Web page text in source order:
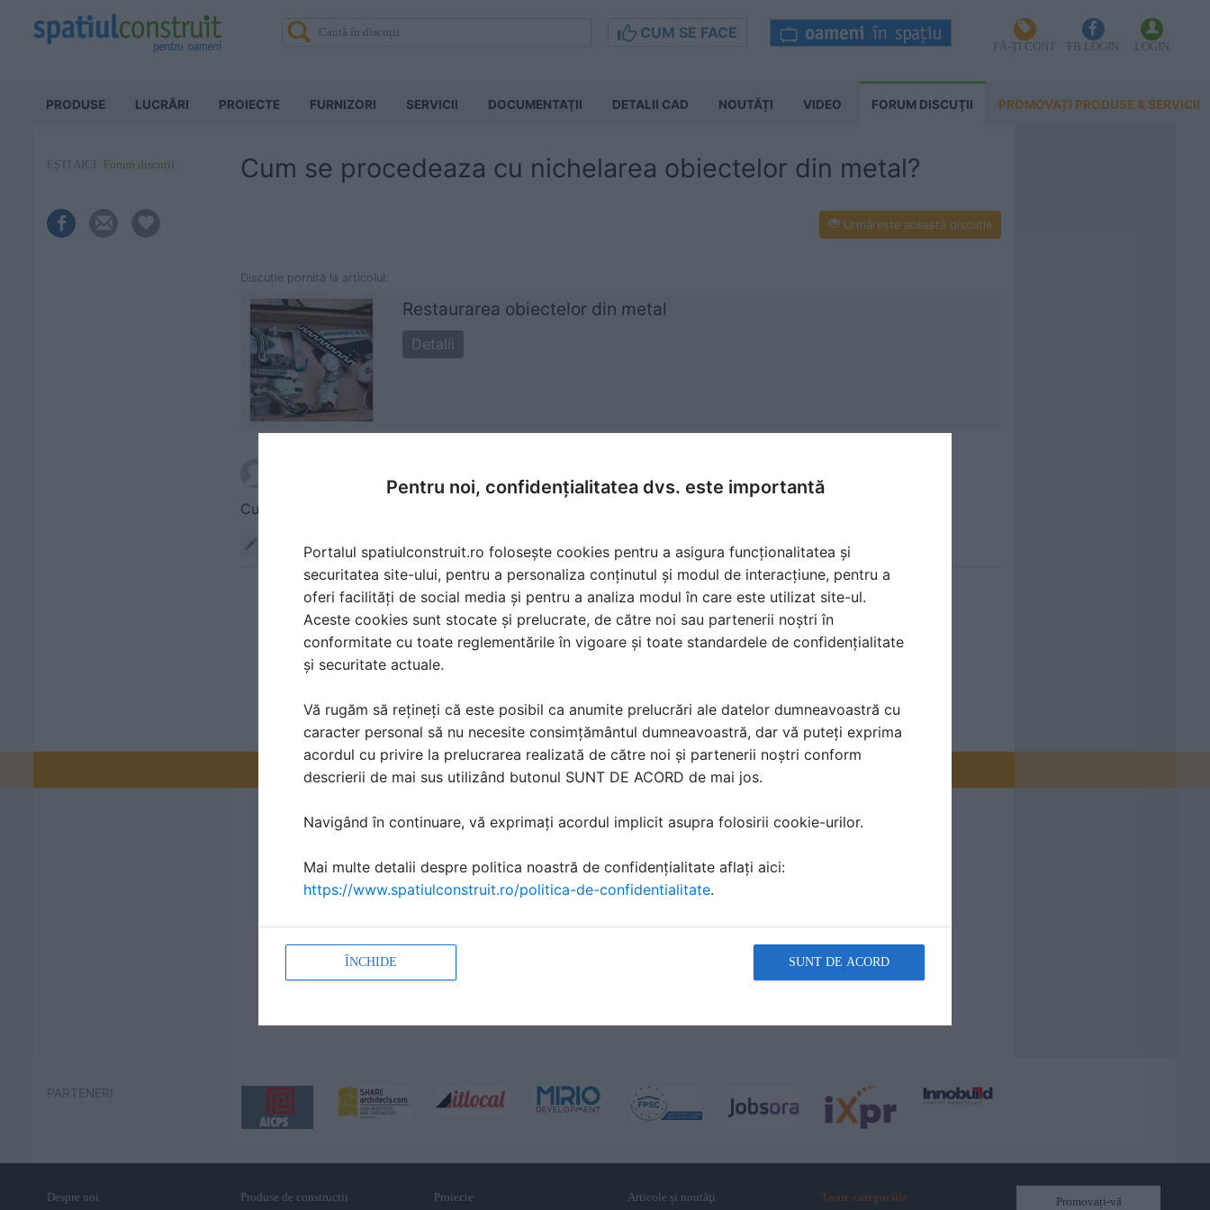
CUM SE FACE
FĂ-ȚI CONT FB LOGIN LOGIN
PRODUSE LUCRĂRI PROIECTE FURNIZORI SERVICII DOCUMENTAŢII DETALII CAD NOUTĂȚI VIDEO FORUM DISCUŢII PROMOVAȚI PRODUSE & SERVICII
EȘTI AICI: Forum discuții Cum se procedeaza cu nichelarea obiectelor din metal?
Urmăreşte această discuţie
Discuţie pornită la articolul:
Restaurarea obiectelor din metal
Detalii
Cum se procedeaza cu nichelarea obiectelor din metal?
Răspunde
Promovați-vă produsele și serviciile pe SpatiulConstruit.ro!
PARTENERI
Despre noi Produse de constructii Proiecte Articole și noutăţi Toate categoriile
Promovați-vă
Pentru noi, confidențialitatea dvs. este importantă
Portalul spatiulconstruit.ro folosește cookies pentru a asigura funcționalitatea și
securitatea site-ului, pentru a personaliza conținutul și modul de interacțiune, pentru a
oferi facilități de social media și pentru a analiza modul în care este utilizat site-ul.
Aceste cookies sunt stocate și prelucrate, de către noi sau partenerii noștri în
conformitate cu toate reglementările în vigoare și toate standardele de confidențialitate
și securitate actuale.
Vă rugăm să rețineți că este posibil ca anumite prelucrări ale datelor dumneavoastră cu
caracter personal să nu necesite consimțământul dumneavoastră, dar vă puteți exprima
acordul cu privire la prelucrarea realizată de către noi și partenerii noștri conform
descrierii de mai sus utilizând butonul SUNT DE ACORD de mai jos.
Navigând în continuare, vă exprimați acordul implicit asupra folosirii cookie-urilor.
Mai multe detalii despre politica noastră de confidențialitate aflați aici:
https://www.spatiulconstruit.ro/politica-de-confidentialitate.
ÎNCHIDE SUNT DE ACORD